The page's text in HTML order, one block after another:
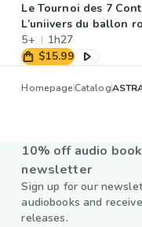
Le Tournoi des 7
L’uniivers du ballon
5+
1h27
$15.99
HomepageCatalog
10% off audio
newsletter
Sign up for our
audiobooks and
releases.